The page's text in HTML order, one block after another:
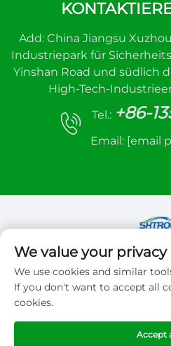
Add: China Jiangsu
Industriepark für
Yinshan Road und südlich
High-Tech-
Tel.: +86-
Email: [email
Copyright © 2026
control equipment
We value your privacy
We use cookies and similar
If you don't want to accept all
cookies.
Accept